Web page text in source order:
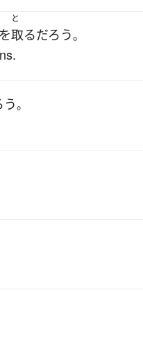
を
と
取るだろう。
う。